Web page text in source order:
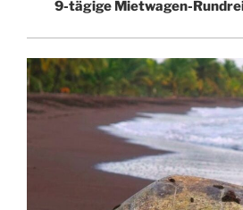
9-tägige Mietwagen-